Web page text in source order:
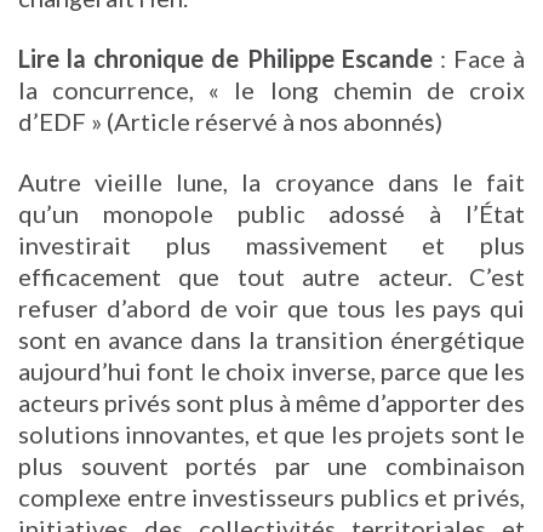
Lire la chronique de Philippe Escande: Face à
la concurrence, « le long chemin de croix
d’EDF » (Article réservé à nos abonnés)
Autre vieille lune, la croyance dans le fait
qu’un monopole public adossé à l’État
investirait plus massivement et plus
efficacement que tout autre acteur. C’est
refuser d’abord de voir que tous les pays qui
sont en avance dans la transition énergétique
aujourd’hui font le choix inverse, parce que les
acteurs privés sont plus à même d’apporter des
solutions innovantes, et que les projets sont le
plus souvent portés par une combinaison
complexe entre investisseurs publics et privés,